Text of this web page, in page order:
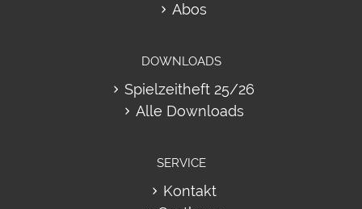
Abos
DOWNLOADS
Spielzeitheft 25/26
Alle Downloads
SERVICE
Kontakt